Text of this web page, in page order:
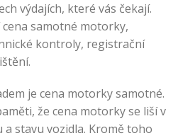
výdajích, které vás čekají.
samotné motorky,
kontroly, registrační
je cena motorky samotné.
že cena motorky se liší v
stavu vozidla. Kromě toho